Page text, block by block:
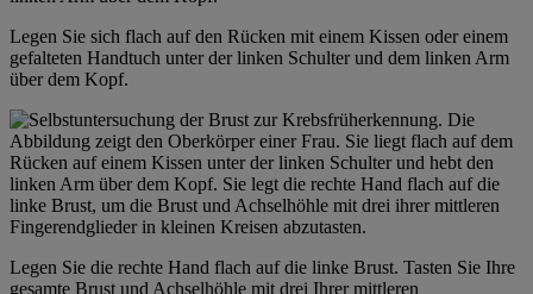
Legen Sie sich flach auf den Rücken mit einem Kissen oder einem
gefalteten Handtuch unter der linken Schulter und dem linken Arm
über dem Kopf.
Legen Sie die rechte Hand flach auf die linke Brust. Tasten Sie Ihre
gesamte Brust und Achselhöhle mit drei Ihrer mittleren